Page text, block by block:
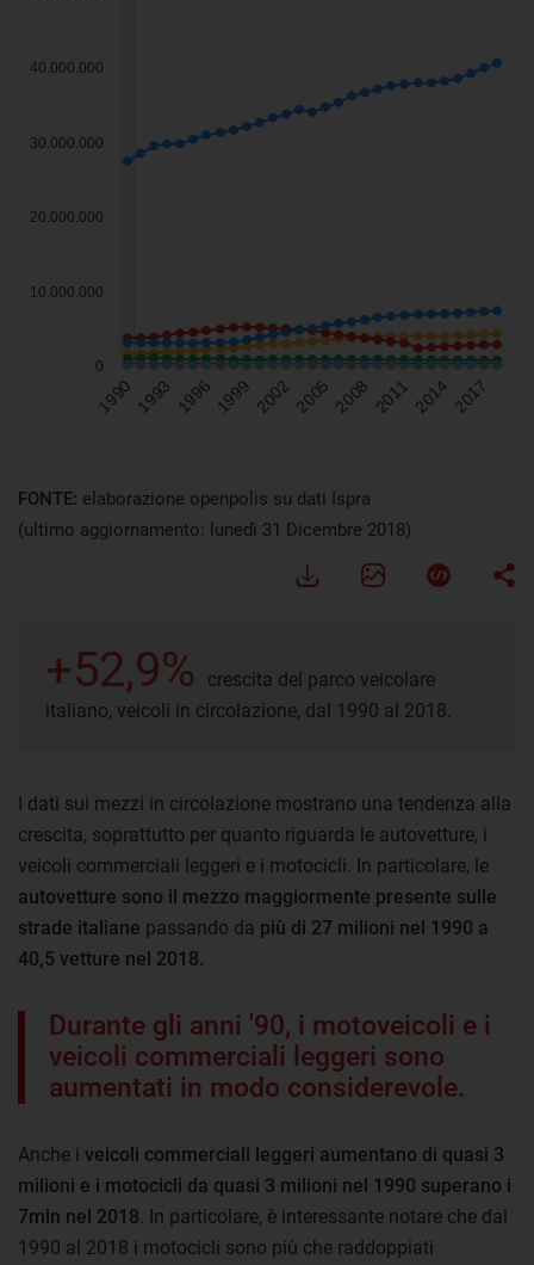
FONTE: elaborazione openpolis su dati Ispra
(ultimo aggiornamento: lunedì 31 Dicembre 2018)
+52,9%
crescita del parco veicolare
italiano, veicoli in circolazione, dal 1990 al 2018.
I dati sui mezzi in circolazione mostrano una tendenza alla
crescita, soprattutto per quanto riguarda le autovetture, i
veicoli commerciali leggeri e i motocicli. In particolare, le
autovetture sono il mezzo maggiormente presente sulle
strade italiane passando da più di 27 milioni nel 1990 a
40,5 vetture nel 2018.
Durante gli anni '90, i motoveicoli e i
veicoli commerciali leggeri sono
aumentati in modo considerevole.
Anche i veicoli commerciali leggeri aumentano di quasi 3
milioni e i motocicli da quasi 3 milioni nel 1990 superano i
7mln nel 2018 . In particolare, è interessante notare che dal
1990 al 2018 i motocicli sono più che raddoppiati